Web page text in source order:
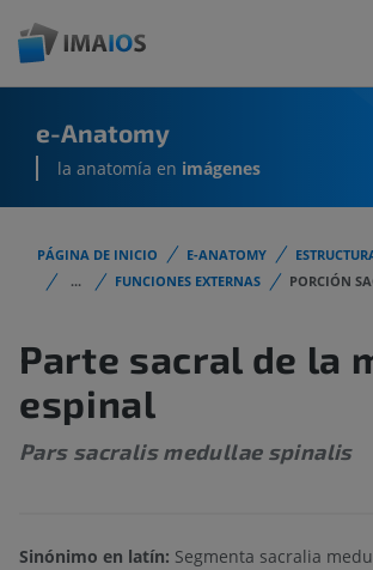
e-Anatomy
la anatomía en imágenes
PÁGINA DE INICIO E-ANATOMY
...
FUNCIONES EXTERNAS PORCIÓN
Parte sacral de la
espinal
Pars sacralis medullae spinalis
Sinónimo en latín: Segmenta sacralia